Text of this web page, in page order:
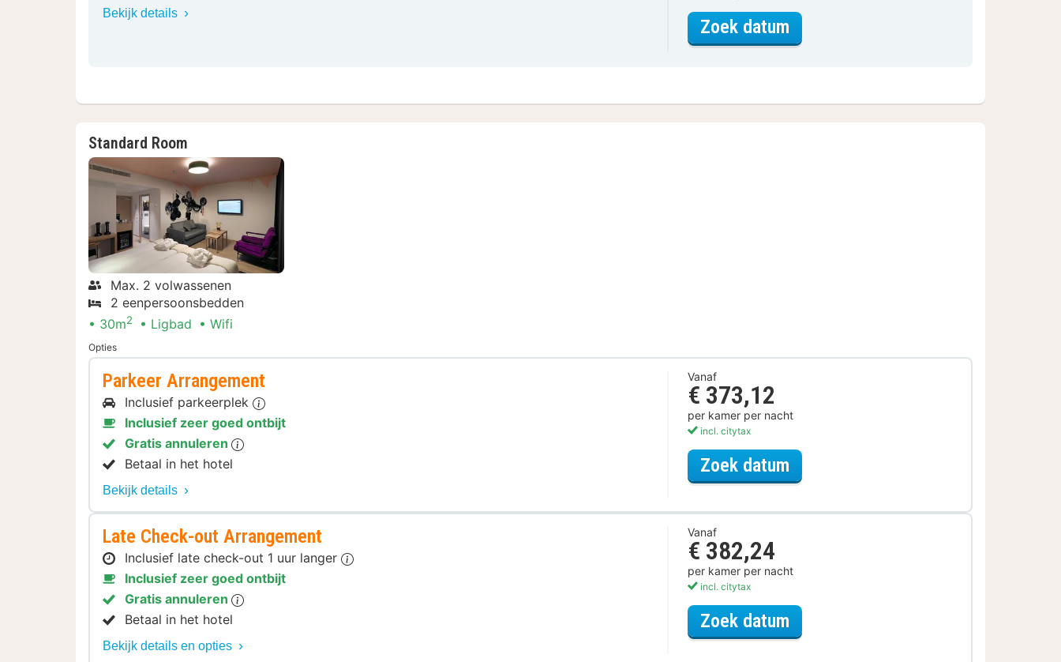
Bekijk details
Zoek datum
Standard Room
Max. 2 volwassenen
2 eenpersoonsbedden
30m2 Ligbad Wifi
Opties
Parkeer Arrangement
Inclusief parkeerplek
Inclusief zeer goed ontbijt
Gratis annuleren
Betaal in het hotel
Bekijk details
Vanaf
€ 373,12
per kamer per nacht
incl. citytax
Zoek datum
Late Check-out Arrangement
Inclusief late check-out 1 uur langer
Inclusief zeer goed ontbijt
Gratis annuleren
Betaal in het hotel
Bekijk details en opties
Vanaf
€ 382,24
per kamer per nacht
incl. citytax
Zoek datum